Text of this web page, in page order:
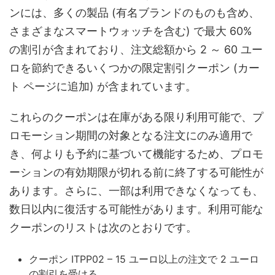
ンには、多くの製品 (有名ブランドのものも含め、
さまざまなスマートウォッチを含む) で最大 60%
の割引が含まれており、注文総額から 2 ～ 60 ユー
ロを節約できるいくつかの限定割引クーポン (カー
ト ページに追加) が含まれています。
これらのクーポンは在庫がある限り利用可能で、プ
ロモーション期間の対象となる注文にのみ適用で
き、何よりも予約に基づいて機能するため、プロモ
ーションの有効期限が切れる前に終了する可能性が
あります。さらに、一部は利用できなくなっても、
数日以内に復活する可能性があります。利用可能な
クーポンのリストは次のとおりです。
クーポン ITPP02 – 15 ユーロ以上の注文で 2 ユーロ